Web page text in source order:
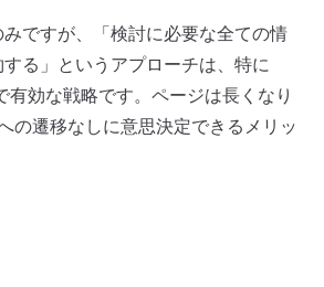
ですが、「検討に必要な全ての情
る」というアプローチは、特に
有効な戦略です。ページは長くなり
の遷移なしに意思決定できるメリッ